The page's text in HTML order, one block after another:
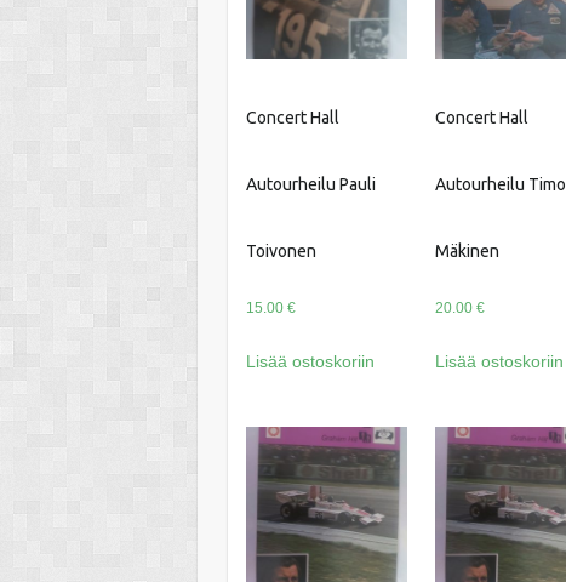
Concert Hall
Autourheilu Pauli
Toivonen
15.00 €
Lisää ostoskoriin
Concert Hall
Autourheilu Timo
Mäkinen
20.00€
Lisää ostoskoriin